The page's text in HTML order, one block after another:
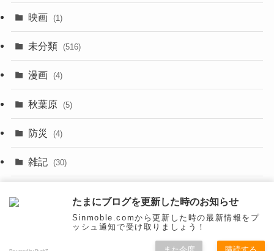
(3)
(6)
(20)
(31)
(27)
(31)
映画 (1)
未分類 (516)
漫画 (4)
秋葉原 (5)
防災 (4)
雑記 (30)
たまにブログを更新した時のお知らせ
Sinmoble.comから更新した時の最新情報をプ
ッシュ通知で受け取りましょう！